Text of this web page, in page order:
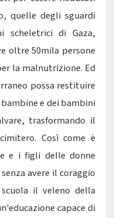
quelle degli sguardi
scheletrici di Gaza,
oltre 50mila persone
la malnutrizione. Ed
possa restituire
e dei bambini
trasformando il
Così come è
e i figli delle donne
avere il coraggio
il veleno della
capace di